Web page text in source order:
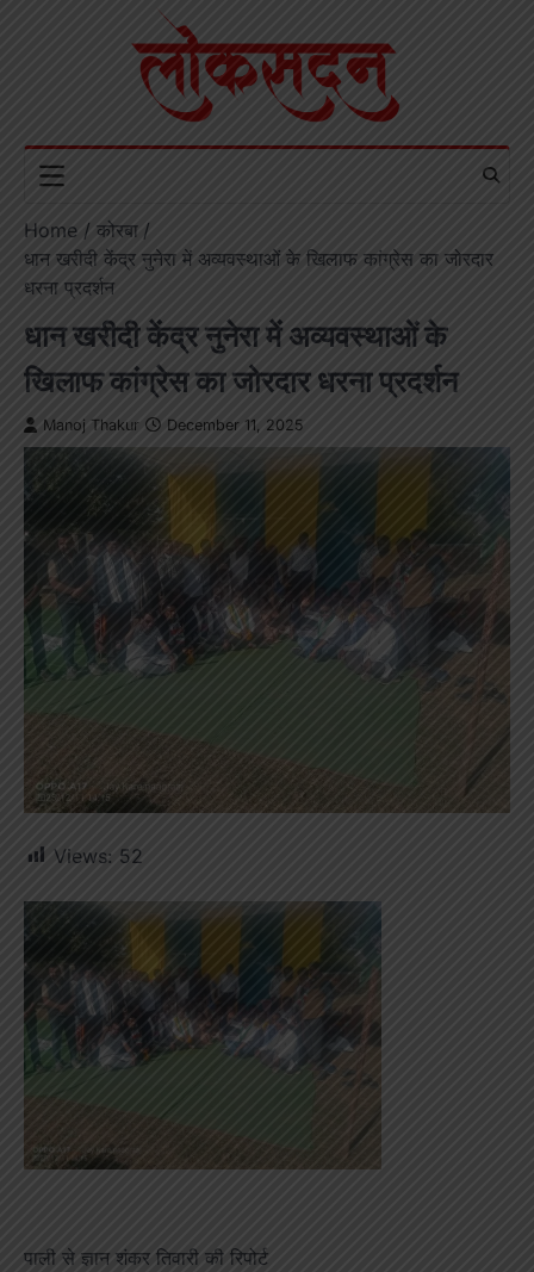
Home
कोरबा
धान खरीदी केंद्र नुनेरा में अव्यवस्थाओं के खिलाफ कांग्रेस का जोरदार
धरना प्रदर्शन
धान खरीदी केंद्र नुनेरा में अव्यवस्थाओं के
खिलाफ कांग्रेस का जोरदार धरना प्रदर्शन
Manoj Thakur December 11, 2025
Views: 52
पाली से ज्ञान शंकर तिवारी की रिपोर्ट